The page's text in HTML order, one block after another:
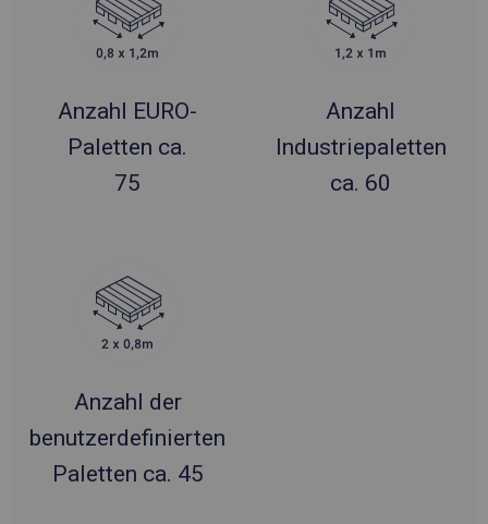
Anzahl EURO-
Paletten ca.
75
Anzahl
Industriepaletten
ca. 60
Anzahl der
benutzerdefinierten
Paletten ca. 45